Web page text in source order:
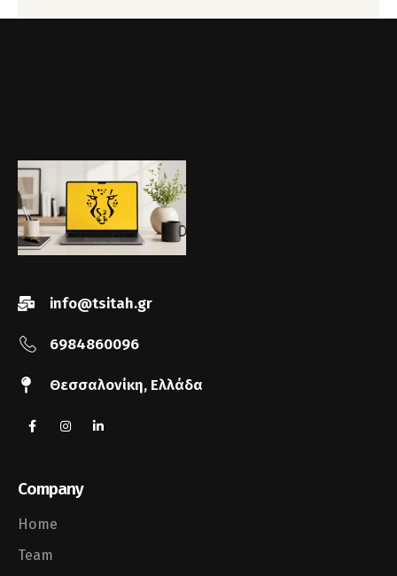
info@tsitah.gr
6984860096
Θεσσαλονίκη, Ελλάδα
Company
Home
Team